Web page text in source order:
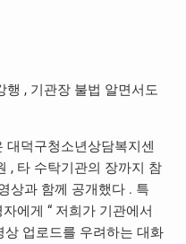
행 , 기관장 불법 알면서도
대덕구청소년상담복지센
, 타 수탁기관의 장까지 참
상과 함께 공개했다 . 특
에게 “저희가 기관에서
업로드를 우려하는 대화